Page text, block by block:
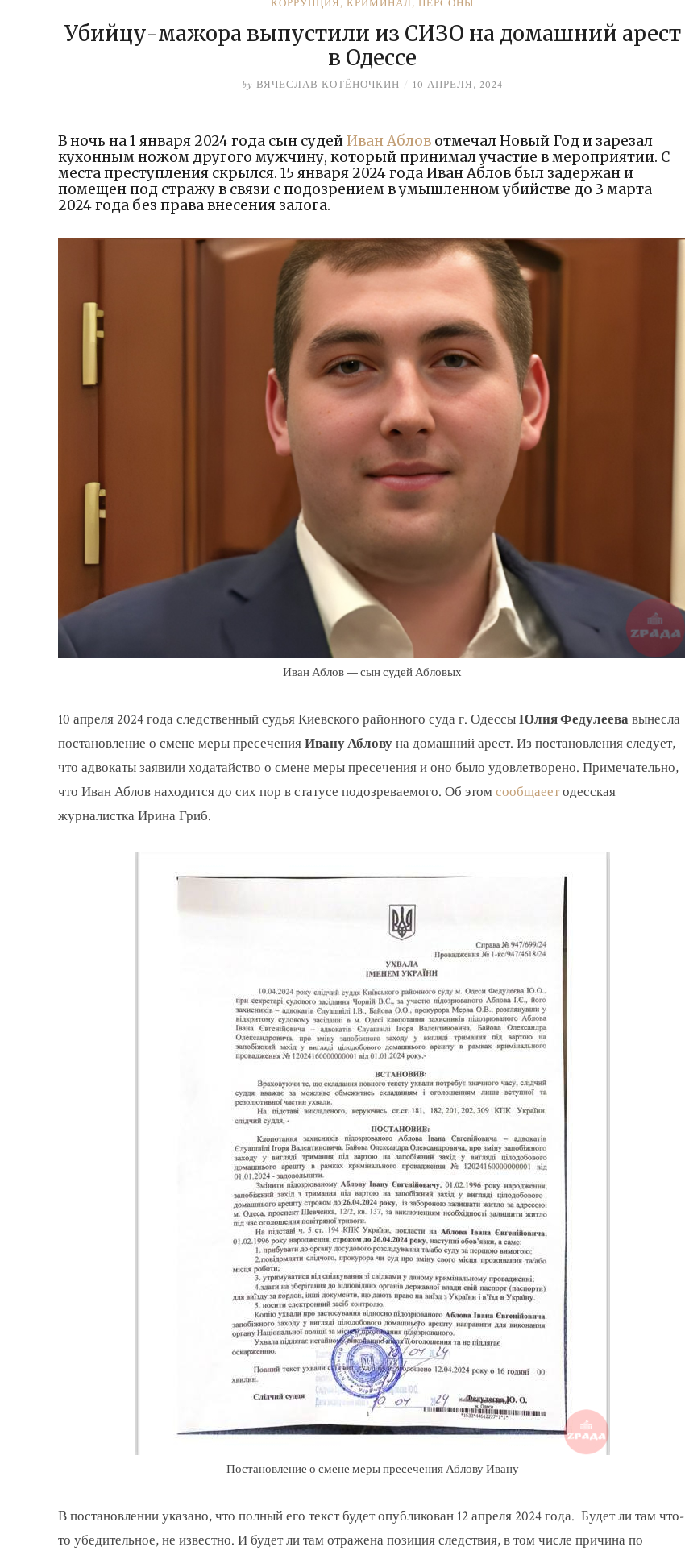
КОРРУПЦИЯ, КРИМИНАЛ, ПЕРСОНЫ
Убийцу-мажора выпустили из СИЗО на домашний арест
в Одессе
by ВЯЧЕСЛАВ КОТЁНОЧКИН / 10 АПРЕЛЯ, 2024
В ночь на 1 января 2024 года сын судейИван Аблов отмечал Новый Год и зарезал
кухонным ножом другого мужчину, который принимал участие в мероприятии. С
места преступления скрылся. 15 января 2024 года Иван Аблов был задержан и
помещен под стражу в связи с подозрением в умышленном убийстве до 3 марта
2024 года без права внесения залога.
Иван Аблов — сын судей Абловых
10 апреля 2024 года следственный судья Киевского районного суда г. ОдессыЮлия Федулеевавынесла
постановление о смене меры пресеченияИвану Абловуна домашний арест. Из постановления следует,
что адвокаты заявили ходатайство о смене меры пресечения и оно было удовлетворено. Примечательно,
что Иван Аблов находится до сих пор в статусе подозреваемого. Об этомсообщаеетодесская
журналистка Ирина Гриб.
Постановление о смене меры пресечения Аблову Ивану
В постановлении указано, что полный его текст будет опубликован 12 апреля 2024 года. Будет ли там что-
то убедительное, не известно. И будет ли там отражена позиция следствия, в том числе причина по